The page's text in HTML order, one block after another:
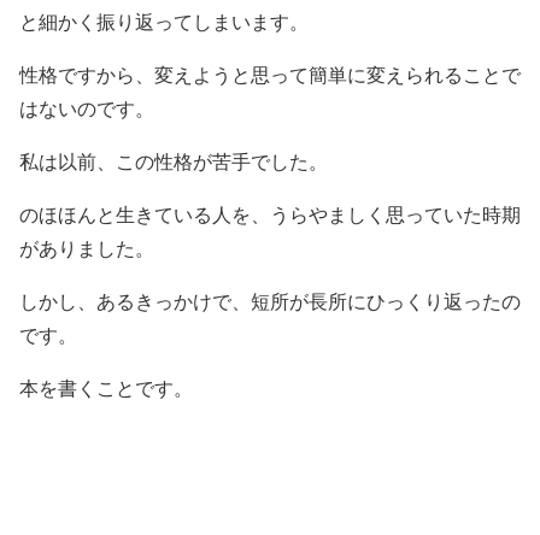
と細かく振り返ってしまいます。
性格ですから、変えようと思って簡単に変えられることで
はないのです。
私は以前、この性格が苦手でした。
のほほんと生きている人を、うらやましく思っていた時期
がありました。
しかし、あるきっかけで、短所が長所にひっくり返ったの
です。
本を書くことです。